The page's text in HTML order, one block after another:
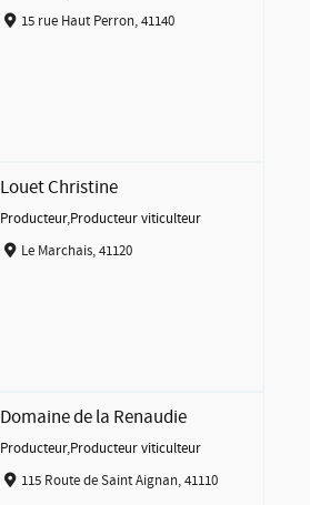
15 rue Haut Perron, 41140
Louet Christine
Producteur,Producteur viticulteur
Le Marchais, 41120
Domaine de la Renaudie
Producteur,Producteur viticulteur
115 Route de Saint Aignan, 41110